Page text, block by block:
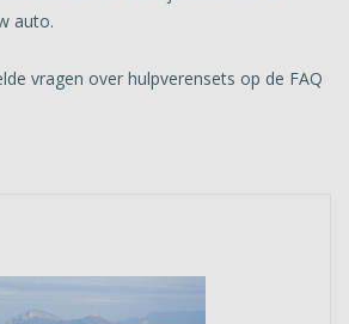
auto.
vragen over hulpverensets op de FAQ